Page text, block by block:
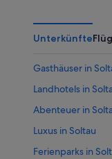
Unterkünfte
Gasthäuser in
Landhotels in
Abenteuer in
Luxus in Soltau
Ferienparks in